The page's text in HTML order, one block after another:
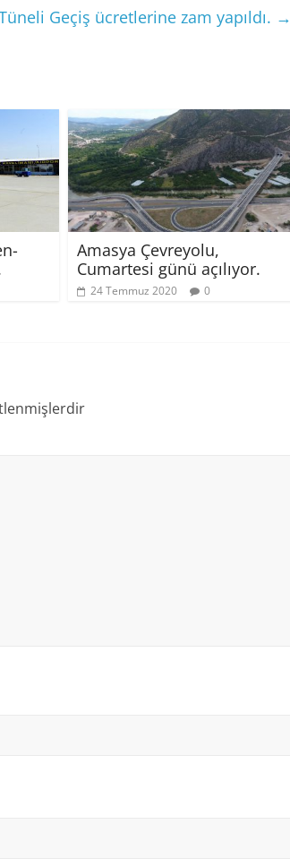
Tüneli Geçiş ücretlerine zam yapıldı. →
Amasya Çevreyolu,
Cumartesi günü açılıyor.
24 Temmuz 2020 0